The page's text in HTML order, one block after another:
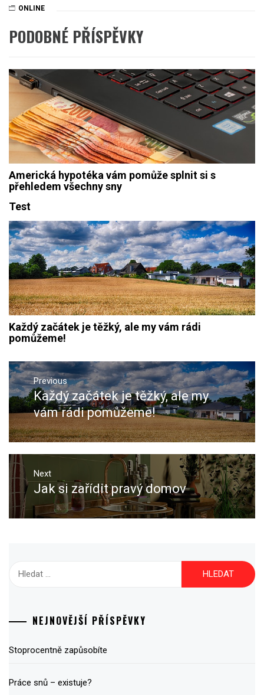
ONLINE
PODOBNÉ PŘÍSPĚVKY
Americká hypotéka vám pomůže splnit si s
přehledem všechny sny
Test
Každý začátek je těžký, ale my vám rádi
pomůžeme!
Navigace
pro
příspěvek
Previous
Previous
post:
Každý začátek je těžký, ale my
vám rádi pomůžeme!
Next
Next
Jak si zařídit pravý domov
NEJNOVĚJŠÍ PŘÍSPĚVKY
Stoprocentně zapůsobíte
Práce snů – existuje?